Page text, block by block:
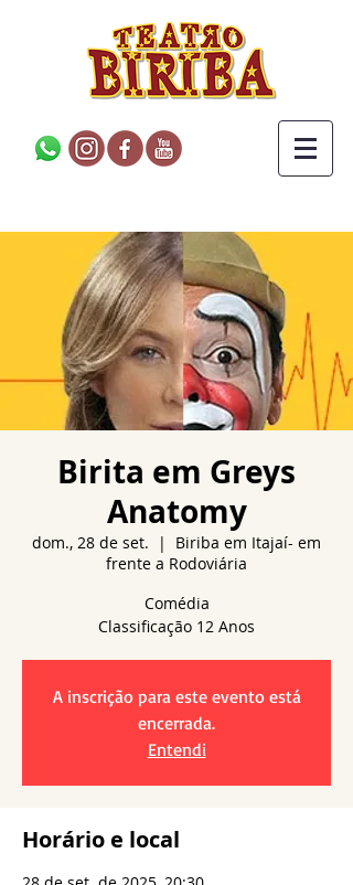
Birita em Greys
Anatomy
dom., 28 de set.
  |
Biriba em Itajaí- em
frente a Rodoviária
Comédia
A inscrição para este evento está
encerrada.
Entendi
Horário e local